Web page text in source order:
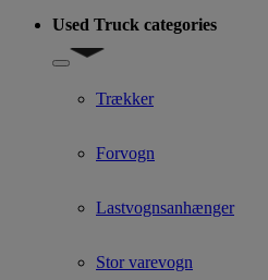
Used Truck categories
Show submenu for Used Truck
Trækker
Forvogn
Lastvognsanhænger
Stor varevogn